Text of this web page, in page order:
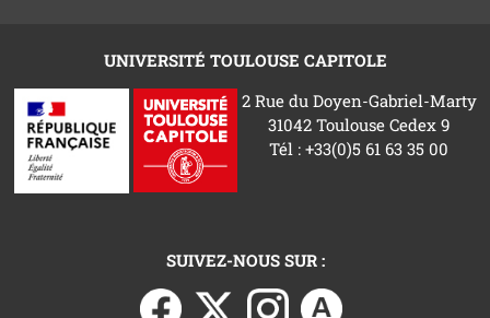
UNIVERSITÉ TOULOUSE CAPITOLE
2 Rue du Doyen-Gabriel-Marty
31042 Toulouse Cedex 9
Tél : +33(0)5 61 63 35 00
SUIVEZ-NOUS SUR :